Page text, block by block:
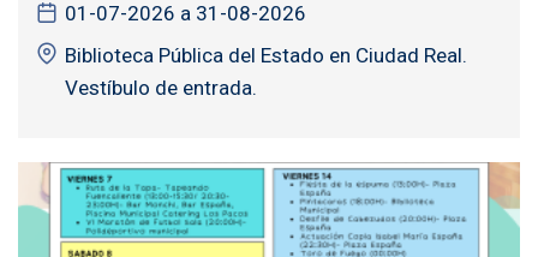
01-07-2026 a 31-08-2026
Biblioteca Pública del Estado en Ciudad Real.
Vestíbulo de entrada.